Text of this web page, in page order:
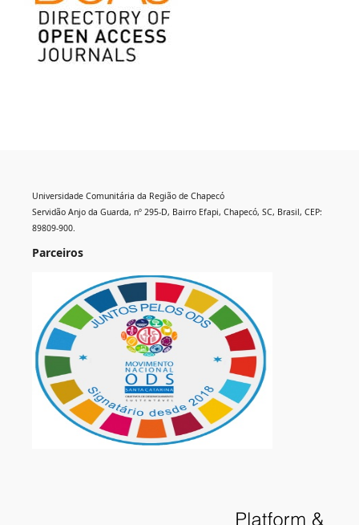
Universidade Comunitária da Região de Chapecó
Servidão Anjo da Guarda, nº 295-D, Bairro Efapi, Chapecó, SC, Brasil, CEP:
89809-900.
Parceiros